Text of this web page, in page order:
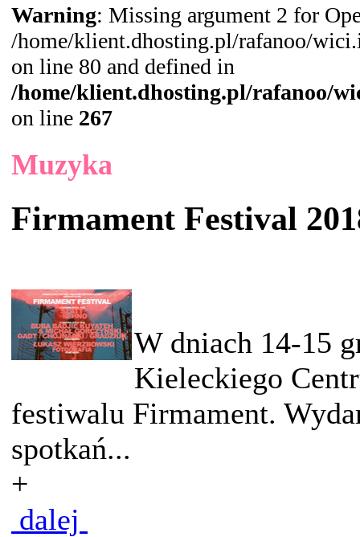
Warning: Missing argument 2 for
/home/klient.dhosting.pl/rafanoo/
on line 80 and defined in
/home/klient.dhosting.pl/rafanoo/
on line 267
Muzyka
Firmament Festival
W dniach 14-15
Kieleckiego
festiwalu Firmament.
spotkań...
+
dalej